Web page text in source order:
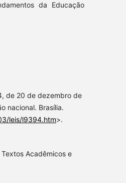
da Educação
de 20 de dezembro de
nacional. Brasília.
leis/l9394.htm>.
Acadêmicos e